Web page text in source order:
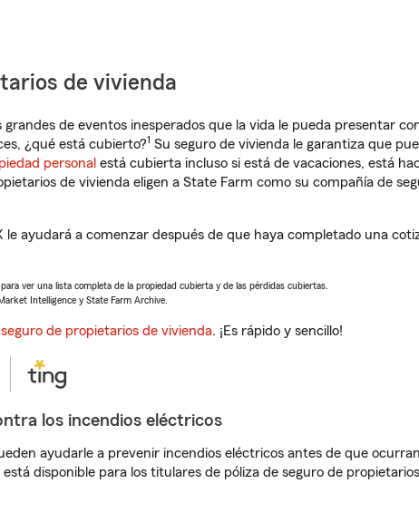
de vivienda
grandes de eventos inesperados que la vida le pueda presentar
¿qué está cubierto?1 Su seguro de vivienda le garantiza que
personal está cubierta incluso si está de vacaciones, está
de vivienda eligen a State Farm como su compañía de
le ayudará a comenzar después de que haya completado una
ver una lista completa de la propiedad cubierta y de las pérdidas cubiertas.
Intelligence y State Farm Archive.
de propietarios de vivienda. ¡Es rápido y sencillo!
los incendios eléctricos
ayudarle a prevenir incendios eléctricos antes de que
está disponible para los titulares de póliza de seguro de